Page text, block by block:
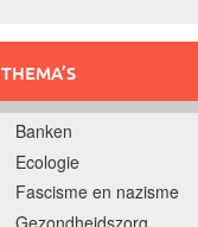
THEMA’S
Banken
Ecologie
Fascisme en nazisme
Gezondheidszorg